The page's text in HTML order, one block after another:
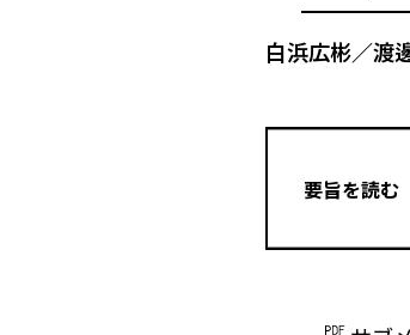
白浜広彬／渡
要旨を読む